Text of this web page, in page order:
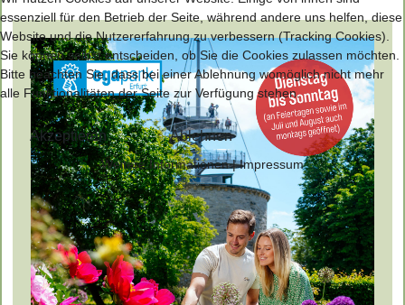
essenziell für den Betrieb der Seite, während andere uns helfen, diese
Website und die Nutzererfahrung zu verbessern (Tracking Cookies).
Sie können selbst entscheiden, ob Sie die Cookies zulassen möchten.
Bitte beachten Sie, dass bei einer Ablehnung womöglich nicht mehr
alle Funktionalitäten der Seite zur Verfügung stehen.
Akzeptieren Ablehnen
Weitere Informationen|Impressum